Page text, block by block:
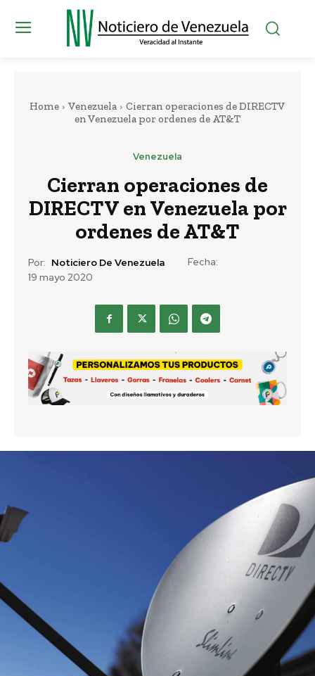
Home Venezuela
Cierran operaciones de DIRECTV
en Venezuela por ordenes de AT&T
Venezuela
Cierran operaciones de
DIRECTV en Venezuela por
ordenes de AT&T
Por: Noticiero De Venezuela
Fecha:
19 mayo 2020